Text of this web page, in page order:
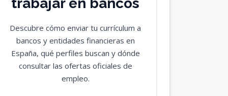
Descubre cómo enviar tu currículum a
bancos y entidades financieras en
España, qué perfiles buscan y dónde
consultar las ofertas oficiales de
empleo.